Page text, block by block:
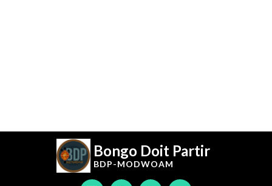
Bongo Doit Partir
BDP-MODWOAM